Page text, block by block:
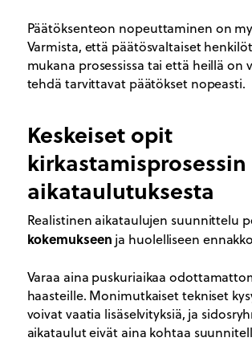
Päätöksenteon nopeuttaminen on
Varmista, että päätösvaltaiset
mukana prosessissa tai että heillä on
tehdä tarvittavat päätökset nopeasti.
Keskeiset opit
kirkastamisprosessin
aikataulutuksesta
Realistinen aikataulujen suunnittelu
kokemukseen ja huolelliseen
Varaa aina puskuriaikaa
haasteille. Monimutkaiset tekniset
voivat vaatia lisäselvityksiä, ja
aikataulut eivät aina kohtaa